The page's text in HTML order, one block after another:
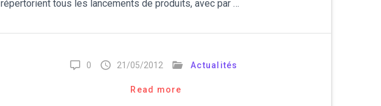
répertorient tous les lancements de produits, avec par …
0 21/05/2012 Actualités
Read more